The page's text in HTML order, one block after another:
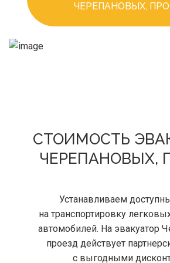
ЧЕРЕПАНОВЫХ,
СТОИМОСТЬ
ЧЕРЕПАНОВЫХ,
Устанавливаем
на транспортировку
автомобилей. На эвакуатор
проезд действует
с выгодными